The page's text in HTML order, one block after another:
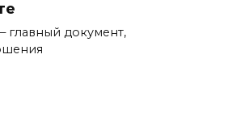
документ,